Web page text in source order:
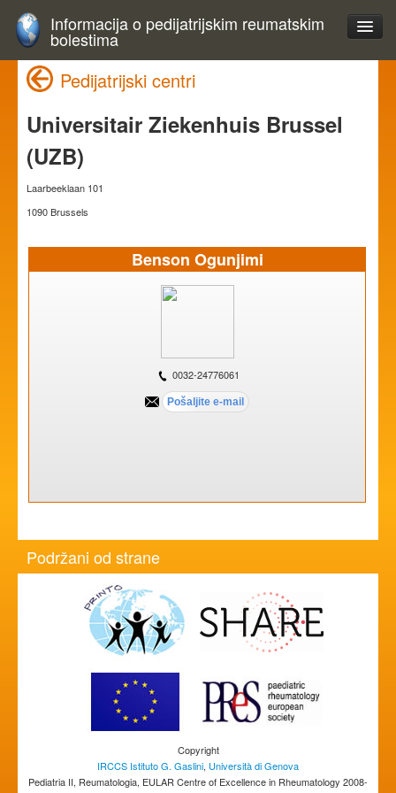
Informacija o pedijatrijskim reumatskim
bolestima
Pedijatrijski centri
Universitair Ziekenhuis Brussel
(UZB)
Laarbeeklaan 101
1090 Brussels
Benson Ogunjimi
0032-24776061
Podržani od strane
Copyright
IRCCS Istituto G. Gaslini, Università di Genova
Pediatria II, Reumatologia, EULAR Centre of Excellence in Rheumatology 2008-